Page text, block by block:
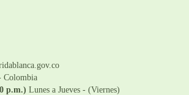
Colombia
p.m.) Lunes a Jueves - (Viernes)